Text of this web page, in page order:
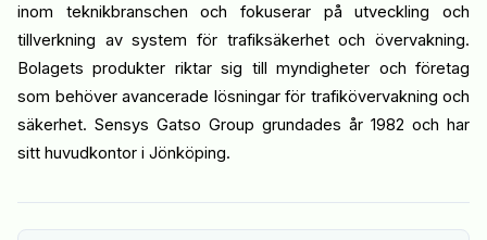
inom teknikbranschen och fokuserar på utveckling och
tillverkning av system för trafiksäkerhet och övervakning.
Bolagets produkter riktar sig till myndigheter och företag
som behöver avancerade lösningar för trafikövervakning och
säkerhet. Sensys Gatso Group grundades år 1982 och har
sitt huvudkontor i Jönköping.